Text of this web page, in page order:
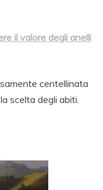
il valore degli anelli
centellinata
scelta degli abiti.